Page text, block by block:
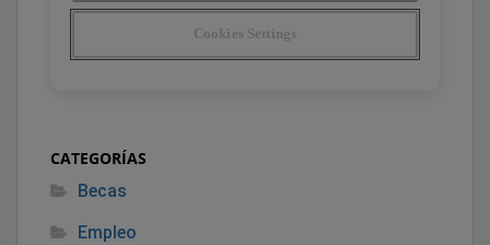
CATEGORÍAS
Becas
Empleo